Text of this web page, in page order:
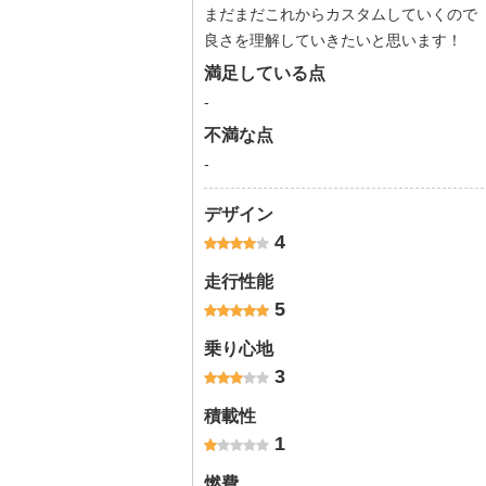
まだまだこれからカスタムしていくので
良さを理解していきたいと思います！
満足している点
-
不満な点
-
デザイン
4
走行性能
5
乗り心地
3
積載性
1